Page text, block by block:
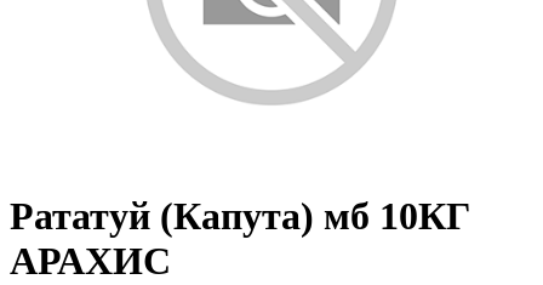
Рататуй (Капута) мб 10КГ
АРАХИС